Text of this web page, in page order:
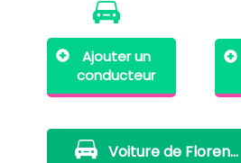
Ajouter un
conducteur
Voiture de Florence Bosse